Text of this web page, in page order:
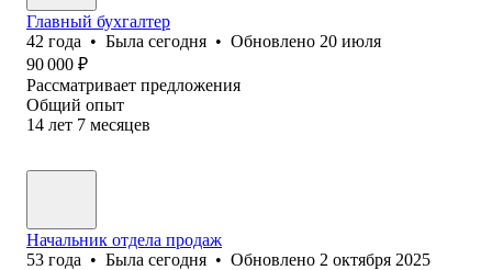
Главный бухгалтер
42 года • Была сегодня • Обновлено 20 июля
90 000 ₽
Рассматривает предложения
Общий опыт
14 лет 7 месяцев
Начальник отдела продаж
53 года • Была сегодня • Обновлено 2 октября 2025